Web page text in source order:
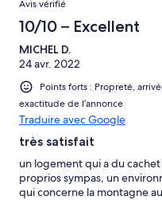
Avis vérifié
10/10 – Excellent
MICHEL D.
24 avr. 2022
Points forts : Propreté,
exactitude de l’annonce
Traduire avec Google
très satisfait
un logement qui a du
proprios sympas, un
qui concerne la montagne